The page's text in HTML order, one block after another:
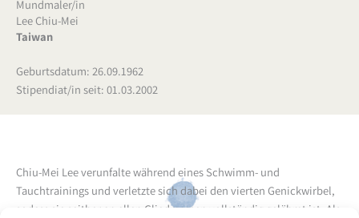
Mundmaler/in
Lee Chiu-Mei
Taiwan
Geburtsdatum: 26.09.1962
Stipendiat/in seit: 01.03.2002
Chiu-Mei Lee verunfalte während eines Schwimm- und
Tauchtrainings und verletzte sich dabei den vierten Genickwirbel,
sodass sie seither an allen Gliedmassen vollständig gelähmt ist. Als